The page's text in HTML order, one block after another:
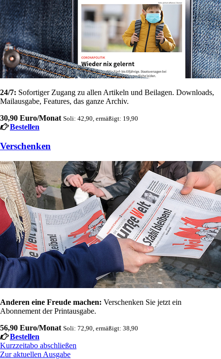
24/7: Sofortiger Zugang zu allen Artikeln und Beilagen. Downloads,
Mailausgabe, Features, das ganze Archiv.
30,90 Euro/Monat Soli: 42,90, ermäßigt: 19,90
Bestellen
Verschenken
Anderen eine Freude machen: Verschenken Sie jetzt ein
Abonnement der Printausgabe.
56,90 Euro/Monat Soli: 72,90, ermäßigt: 38,90
Bestellen
Kurzzeitabo abschließen
Zur aktuellen Ausgabe